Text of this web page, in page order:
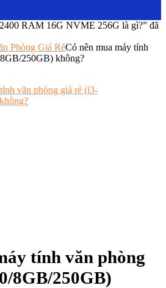
RAM 16G NVME 256G là gì?” đã
Phòng Giá RẻCó nên mua máy tính
250GB) không?
tính văn phòng
8GB/250GB)